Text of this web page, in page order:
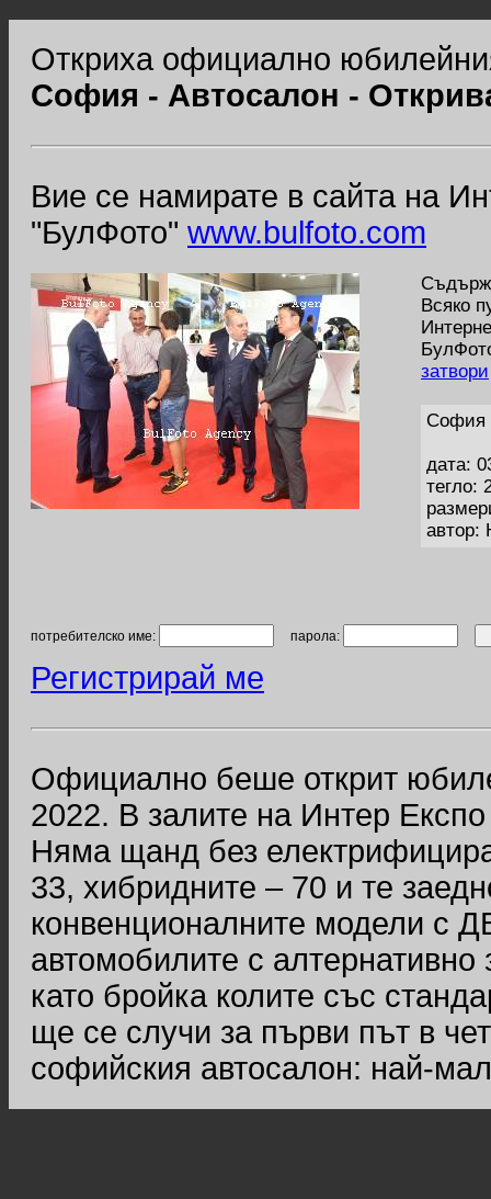
Откриха официално
София - Автосалон -
Вие се намирате в сайта на
"БулФото" www.bulfoto.com
Всяко
затвори
София
дата:
тегло:
автор:
потребителско име: парола:
Регистрирай ме
Официално беше открит
2022. В залите на Интер
Няма щанд без
33, хибридните – 70 и те
конвенционалните модели с
автомобилите с
като бройка колите със
ще се случи за първи път в
софийския автосалон: най-